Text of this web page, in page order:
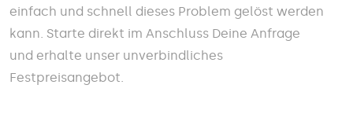
einfach und schnell dieses Problem gelöst werden
kann. Starte direkt im Anschluss Deine Anfrage
und erhalte unser unverbindliches
Festpreisangebot.